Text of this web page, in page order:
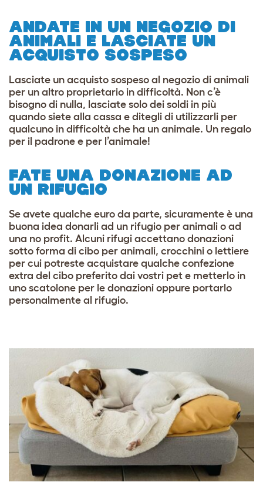
ANDATE IN UN NEGOZIO DI
ANIMALI E LASCIATE UN
ACQUISTO SOSPESO
Lasciate un acquisto sospeso al negozio di animali
per un altro proprietario in difficoltà. Non c’è
bisogno di nulla, lasciate solo dei soldi in più
quando siete alla cassa e ditegli di utilizzarli per
qualcuno in difficoltà che ha un animale. Un regalo
per il padrone e per l’animale!
FATE UNA DONAZIONE AD
UN RIFUGIO
Se avete qualche euro da parte, sicuramente è una
buona idea donarli ad un rifugio per animali o ad
una no profit. Alcuni rifugi accettano donazioni
sotto forma di cibo per animali, crocchini o lettiere
per cui potreste acquistare qualche confezione
extra del cibo preferito dai vostri pet e metterlo in
uno scatolone per le donazioni oppure portarlo
personalmente al rifugio.